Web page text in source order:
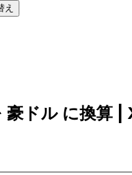
え
ドル に換算 |